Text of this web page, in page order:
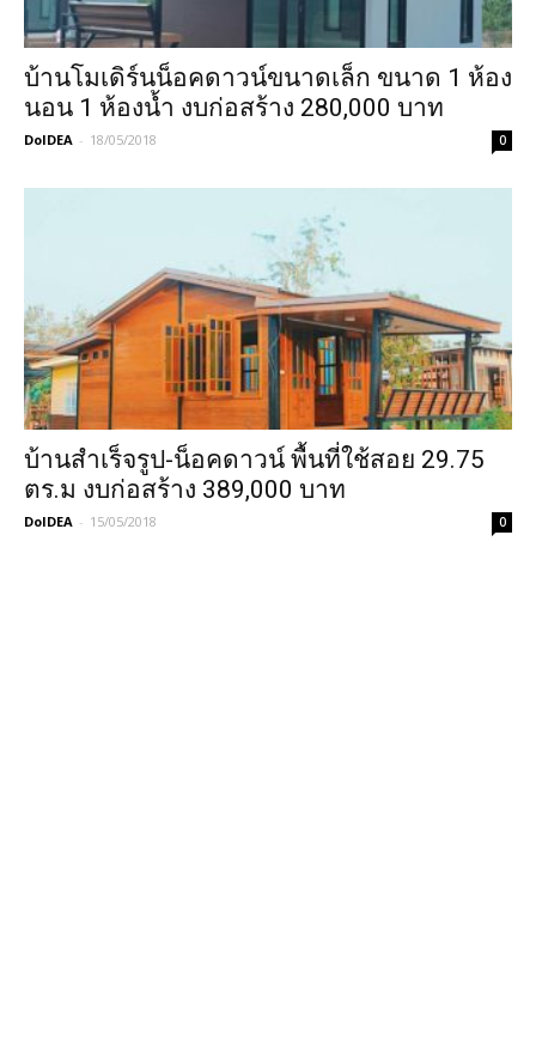
บ้านโมเดิร์นน็อคดาวน์ขนาดเล็ก ขนาด 1 ห้อง
นอน 1 ห้องน้ำ งบก่อสร้าง 280,000 บาท
DoIDEA - 18/05/2018 0
บ้านสำเร็จรูป-น็อคดาวน์ พื้นที่ใช้สอย 29.75
ตร.ม งบก่อสร้าง 389,000 บาท
DoIDEA - 15/05/2018 0